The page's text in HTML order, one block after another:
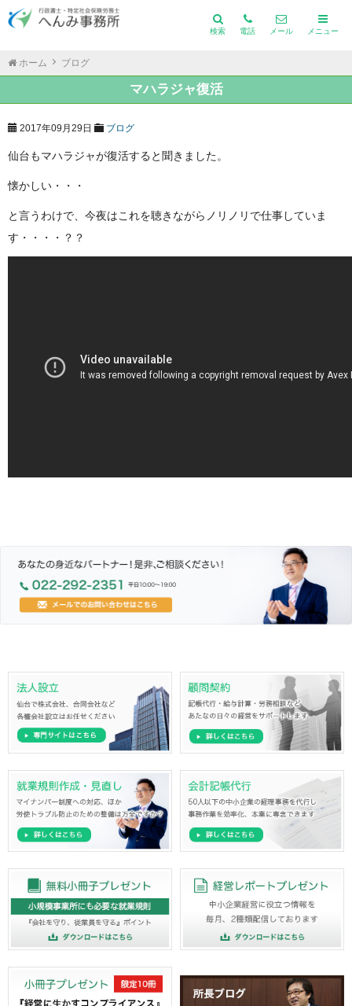
検索 電話 メール メニュー
ホーム ブログ
マハラジャ復活
2017年09月29日 ブログ
仙台もマハラジャが復活すると聞きました。
懐かしい・・・
と言うわけで、今夜はこれを聴きながらノリノリで仕事していま
す・・・・？？